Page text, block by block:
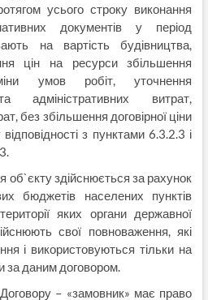
усього строку виконання
документів у період
на вартість будівництва,
цін на ресурси збільшення
умов робіт, уточнення
адміністративних витрат,
без збільшення договірної ціни
з пунктами 6.3.2.3 і
об`єкту здійснюється за рахунок
бюджетів населених пунктів
яких органи державної
свої повноваження, які
і використовуються тільки на
за даним договором.
– «замовник» має право